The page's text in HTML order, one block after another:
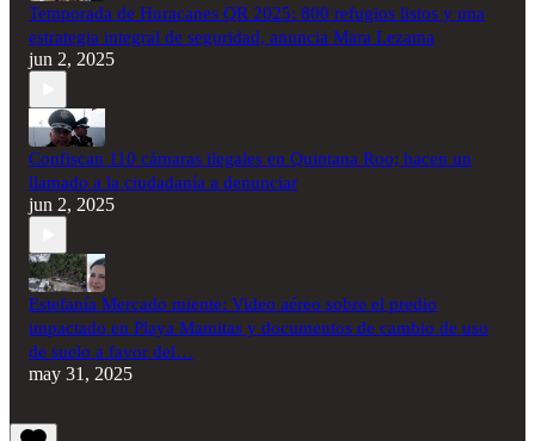
Temporada de Huracanes QR 2025: 800 refugios listos y una
estrategia integral de seguridad, anuncia Mara Lezama
jun 2, 2025
Confiscan 110 cámaras ilegales en Quintana Roo; hacen un
llamado a la ciudadanía a denunciar
jun 2, 2025
Estefanía Mercado miente: Video aéreo sobre el predio
impactado en Playa Mamitas y documentos de cambio de uso
de suelo a favor del…
may 31, 2025